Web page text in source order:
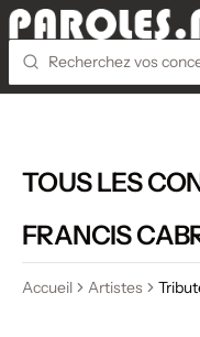
TOUS LES
FRANCIS
Accueil Artistes